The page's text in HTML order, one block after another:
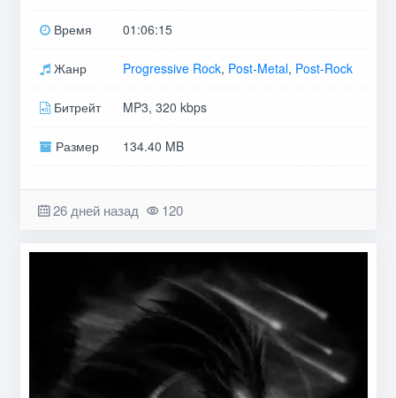
Время 01:06:15
Жанр Progressive Rock, Post-Metal, Post-Rock
Битрейт MP3, 320 kbps
Размер 134.40 MB
26 дней назад 120